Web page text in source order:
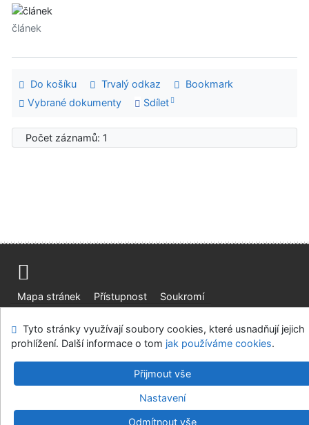
článek
Do košíku Trvalý odkaz
Bookmark
Vybrané dokumenty
Sdílet
Počet záznamů: 1
Mapa stránek Přístupnost
Soukromí
Ústavní soud, IČO: 48513687, se sídlem Joštova 625/8,
660 83 Brno
©1993-2026IPACv.4.8.63a-Cosmotron Bohemia, s.r.o.
Tyto stránky využívají soubory cookies, které usnadňují jejich
prohlížení. Další informace o tom jak používáme cookies.
Přijmout vše
Nastavení
Odmítnout vše